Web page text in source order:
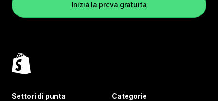
Inizia la prova gratuita
Settori di punta Categorie